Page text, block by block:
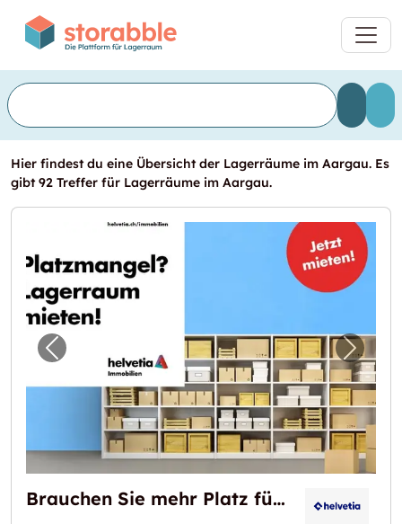
Hier findest du eine Übersicht der Lagerräume im Aargau. Es
gibt 92 Treffer für Lagerräume im Aargau.
Vorheriges Bild für "Brauchen Sie mehr
Brauchen Sie mehr Platz für Ihr Lager?